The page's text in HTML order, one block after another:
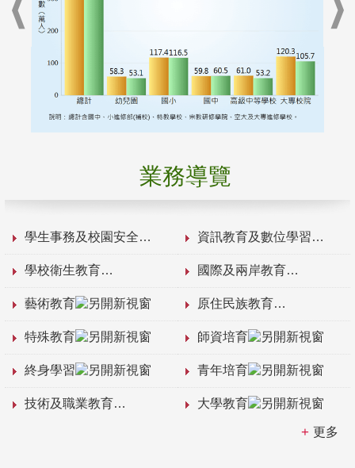
業務導覽
學生事務及校園安全 資訊教育及數位學習
學校衛生教育 國際及兩岸教育
藝術教育 原住民族教育
特殊教育 師資培育
終身學習 青年培育
技術及職業教育 大學教育
更多